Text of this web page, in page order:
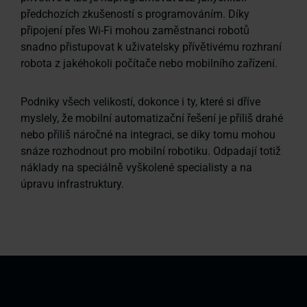
předchozích zkušeností s programováním. Díky
připojení přes Wi-Fi mohou zaměstnanci robotů
snadno přistupovat k uživatelsky přívětivému rozhraní
robota z jakéhokoli počítače nebo mobilního zařízení.
Podniky všech velikostí, dokonce i ty, které si dříve
myslely, že mobilní automatizační řešení je příliš drahé
nebo příliš náročné na integraci, se díky tomu mohou
snáze rozhodnout pro mobilní robotiku. Odpadají totiž
náklady na speciálně vyškolené specialisty a na
úpravu infrastruktury.